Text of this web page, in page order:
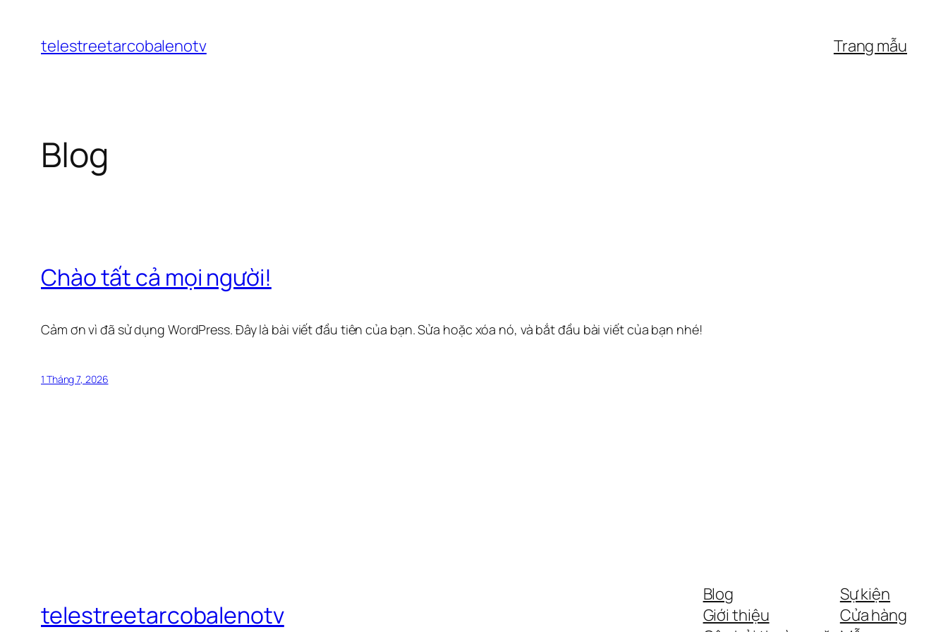
telestreetarcobalenotv Trang mẫu
Blog
Chào tất cả mọi người!
Cảm ơn vì đã sử dụng WordPress. Đây là bài viết đầu tiên của bạn. Sửa hoặc xóa nó, và bắt đầu bài viết của bạn nhé!
1 Tháng 7, 2026
telestreetarcobalenotv
Blog
Giới thiệu
Sự kiện
Cửa hàng